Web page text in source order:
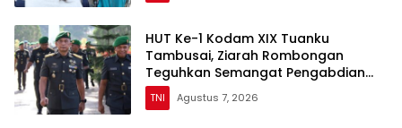
HUT Ke-1 Kodam XIX Tuanku
Tambusai, Ziarah Rombongan
Teguhkan Semangat Pengabdian
kepada Negeri
TNI Agustus 7, 2026